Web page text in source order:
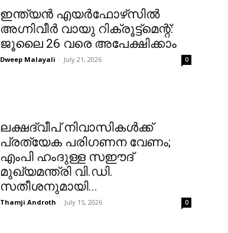
ഇന്ത്യൻ എയർഫോഴ്‌സിൽ
അഗ്നിവീർ വായു റിക്രൂട്ട്‌മെന്റ്:
ജൂലൈ 26 വരെ അപേക്ഷിക്കാം
Dweep Malayali - July 21, 2026 0
ലക്ഷദ്വീപ് നിവാസികൾക്ക്
പ്രത്യേക പരിഗണന വേണം;
എംപി ഹംദുള്ള സഈദ്
മുഖ്യമന്ത്രി വി.ഡി.
സതീശനുമായി...
Thamji Androth - July 15, 2026 0